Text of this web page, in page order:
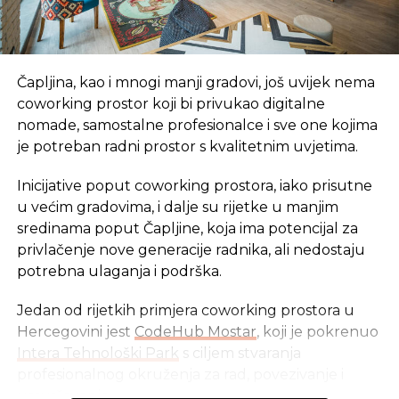
Čapljina, kao i mnogi manji gradovi, još uvijek nema
coworking prostor koji bi privukao digitalne
nomade, samostalne profesionalce i sve one kojima
je potreban radni prostor s kvalitetnim uvjetima.
Inicijative poput coworking prostora, iako prisutne
u većim gradovima, i dalje su rijetke u manjim
sredinama poput Čapljine, koja ima potencijal za
privlačenje nove generacije radnika, ali nedostaju
potrebna ulaganja i podrška.
Jedan od rijetkih primjera coworking prostora u
Hercegovini jest CodeHub Mostar, koji je pokrenuo
Intera Tehnološki Park s ciljem stvaranja